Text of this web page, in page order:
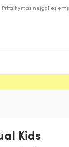
Pritaikymas neįgaliesiems
Kids